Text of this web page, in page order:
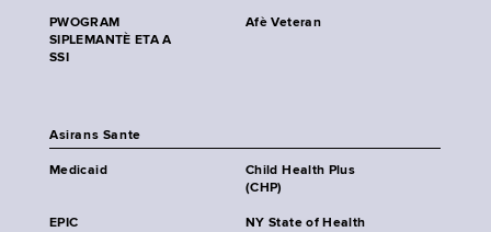
PWOGRAM
SIPLEMANTÈ ETA A
SSI
Afè Veteran
Asirans Sante
Medicaid
Child Health Plus
(CHP)
EPIC NY State of Health